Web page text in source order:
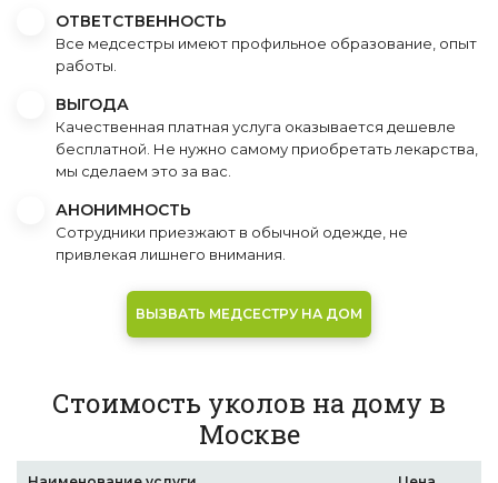
ОТВЕТСТВЕННОСТЬ
Все медсестры имеют профильное образование, опыт
работы.
ВЫГОДА
Качественная платная услуга оказывается дешевле
бесплатной. Не нужно самому приобретать лекарства,
мы сделаем это за вас.
АНОНИМНОСТЬ
Сотрудники приезжают в обычной одежде, не
привлекая лишнего внимания.
ВЫЗВАТЬ МЕДСЕСТРУ НА ДОМ
Стоимость уколов на дому в
Москве